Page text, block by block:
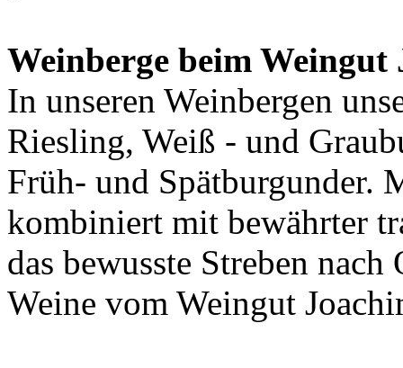
Weinberge beim
In unseren Weinbergen
Riesling, Weiß - und
Früh- und Spätburgunder.
kombiniert mit bewährter
das bewusste Streben
Weine vom Weingut